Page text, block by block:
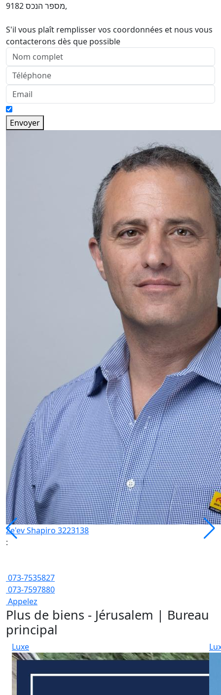
,מספר הנכס 9182
S'il vous plaît remplisser vos coordonnées et nous vous
contacterons dès que possible
Envoyer
Ze'ev Shapiro 3223138
:
073-7535827
073-7597880
Appelez
Plus de biens - Jérusalem | Bureau
principal
Luxe